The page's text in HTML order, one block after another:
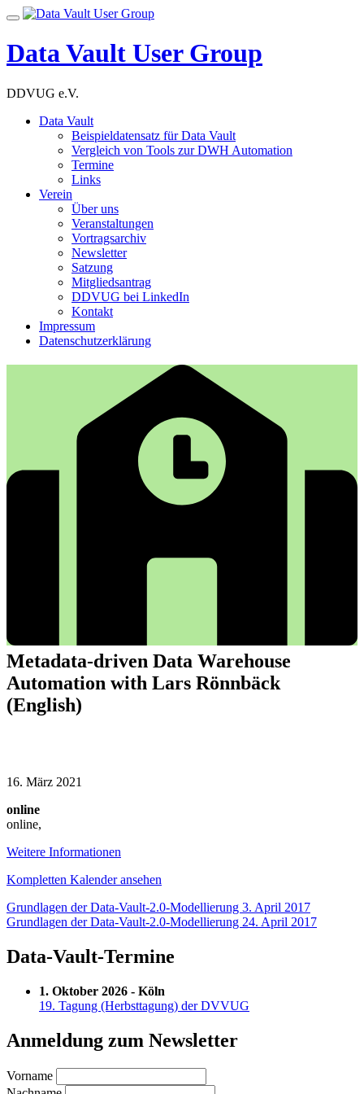
Skip
content
Toggle
Data Vault User Group
DDVUG e.V.
Data Vault
Beispieldatensatz für Data Vault
Vergleich von Tools zur DWH Automation
Termine
Links
Verein
Über uns
Veranstaltungen
Vortragsarchiv
Newsletter
Satzung
Mitgliedsantrag
DDVUG bei LinkedIn
Kontakt
Impressum
Datenschutzerklärung
Metadata-driven Data Warehouse
Automation with Lars Rönnbäck
(English)
driven
Warehouse
Automation
Lars
(English)
16. März 2021
online
online,
Weitere Informationen
Kompletten Kalender ansehen
Beitragsnavigation
Grundlagen der Data-Vault-2.0-Modellierung 3. April 2017
Grundlagen der Data-Vault-2.0-Modellierung 24. April 2017
Data-Vault-Termine
1. Oktober 2026 - Köln
19. Tagung (Herbsttagung) der DVVUG
Anmeldung zum Newsletter
Vorname